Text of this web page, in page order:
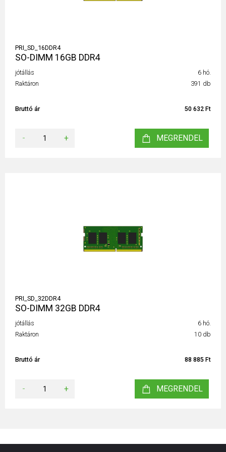
PRI_SD_16DDR4
SO-DIMM 16GB DDR4
jótállás
6 hó.
Raktáron
391 db
Bruttó ár 50 632 Ft
- + MEGRENDEL
PRI_SD_32DDR4
SO-DIMM 32GB DDR4
jótállás
6 hó.
Raktáron
10 db
Bruttó ár 88 885 Ft
- + MEGRENDEL